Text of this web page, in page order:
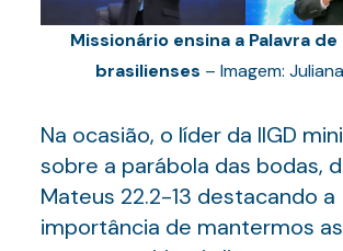
Missionário ensina a Palavra de
brasilienses – Imagem:
Na ocasião, o líder da IIGD
sobre a parábola das bodas,
Mateus 22.2-13 destacando a
importância de mantermos